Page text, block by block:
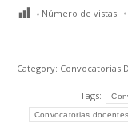
Número de vistas:
Category: Convocatorias
Tags:
Convocatorias